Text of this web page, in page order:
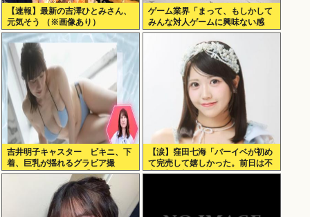
【速報】最新の吉澤ひとみさん、
元気そう （※画像あり）
ゲーム業界「まって、もしかして
みんな対人ゲームに興味ない感
じ…？」
吉井明子キャスター ビキニ、下
着、巨乳が揺れるグラビア撮
影！！【GIF動画あり】
【涙】窪田七海「バーイベが初め
て完売して嬉しかった。前日は不
安で朝4時まで泣いてた」